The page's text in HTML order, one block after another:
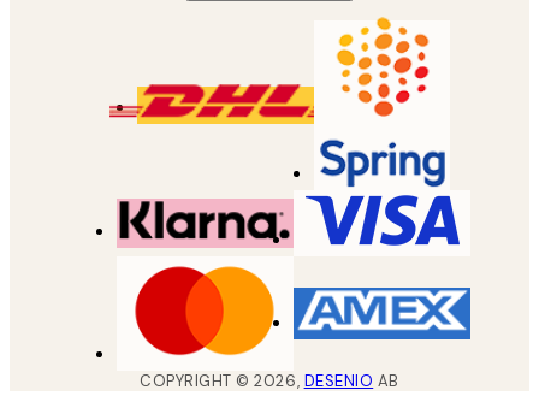
COPYRIGHT ©2026, DESENIO AB